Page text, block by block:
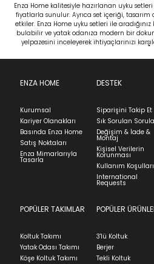
Enza Home kalitesiyle hazırlanan uyku
fiyatlarla sunulur. Ayrıca set içeriği,
etkiler. Enza Home uyku setleri ile
bulabilir ve yatak odanıza modern bir
yelpazesini inceleyerek ihtiyaçlarınızı
ENZA HOME
Kurumsal
Kariyer Olanakları
Basında Enza Home
Satış Noktaları
Enza Mimarlarıyla
Tasarla
DESTEK
Siparişini Takip Et
Sık Sorulan
Değişim & İade &
Montaj
Kişisel Verilerin
Korunması
Kullanım Koşulları
International
Requests
POPÜLER TAKIMLAR
Koltuk Takımı
Yatak Odası Takımı
Köşe Koltuk Takımı
POPÜLER
3'lü Koltuk
Berjer
Tekli Koltuk